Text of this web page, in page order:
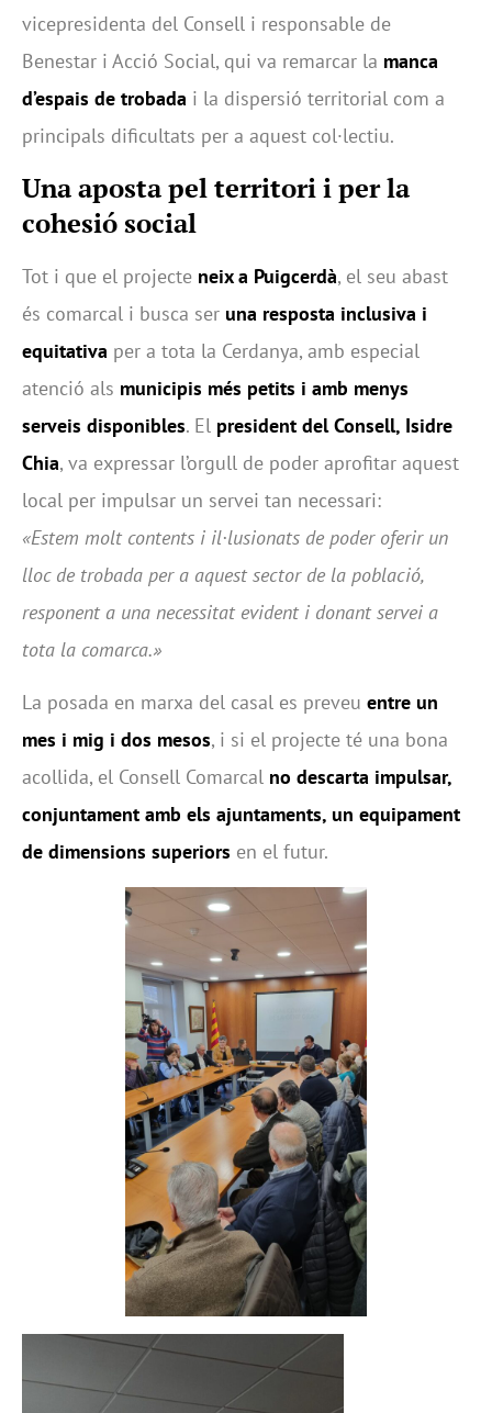
vicepresidenta del Consell i responsable de
Benestar i Acció Social, qui va remarcar la manca
d’espais de trobada i la dispersió territorial com a
principals dificultats per a aquest col·lectiu.
Una aposta pel territori i per la
cohesió social
Tot i que el projecte neix a Puigcerdà, el seu abast
és comarcal i busca ser una resposta inclusiva i
equitativa per a tota la Cerdanya, amb especial
atenció als municipis més petits i amb menys
serveis disponibles. El president del Consell, Isidre
Chia, va expressar l’orgull de poder aprofitar aquest
local per impulsar un servei tan necessari:
«Estem molt contents i il·lusionats de poder oferir un
lloc de trobada per a aquest sector de la població,
responent a una necessitat evident i donant servei a
tota la comarca.»
La posada en marxa del casal es preveu entre un
mes i mig i dos mesos, i si el projecte té una bona
acollida, el Consell Comarcal no descarta impulsar,
conjuntament amb els ajuntaments, un equipament
de dimensions superiors en el futur.